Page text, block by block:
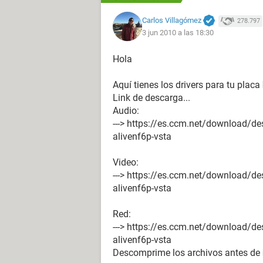
Lector óptico HUAWEI Mass Storage
Lector óptico PN5254G NJH029K
Lector óptico TSSTcorp CDDVDW
C: (NTFS) 80003 MB (76492 MB
D: (NTFS) 35000 MB (0 MB libre)
E: (NTFS) 37613 MB (26738 MB
Tamaño total 149.0 GB (100.8 GB
Teclado Teclado estándar de 101/
Ratón Mouse PS/2 de Microsoft
Tarjeta de Red WAN (PPP/SLIP)
Modem HUAWEI Mobile Connect -
Modem Motorola SM56
Carlos Villagómez 278.797
3 jun 2010 a las 18:30
Hola
Aquí tienes los drivers para tu
Link de descarga...
Audio:
---> https://es.ccm.net/download/
alivenf6p-vsta
Video:
---> https://es.ccm.net/download/
alivenf6p-vsta
Red:
---> https://es.ccm.net/download/
alivenf6p-vsta
Descomprime los archivos antes